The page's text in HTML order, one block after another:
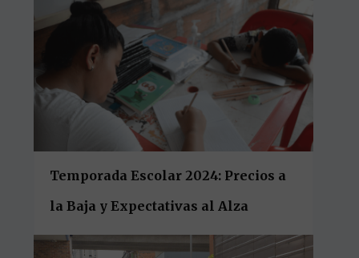
Temporada Escolar 2024: Precios a
la Baja y Expectativas al Alza